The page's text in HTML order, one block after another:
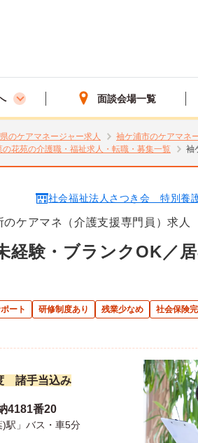
面談会場一覧
のケアマネージャー求人
袖ケ浦市のケアマネ
花苑の介護職・福祉求人・転職・募集一覧
袖
社会福祉法人さつき会 特別養
ケアマネ（介護支援専門員）求人
経験・ブランクOK／
ート 研修制度あり 残業少なめ 社会保険
諸手当込み
4181番20
)駅」バス・車5分